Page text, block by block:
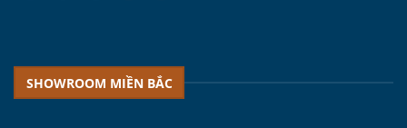
SHOWROOM MIỀN BẮC